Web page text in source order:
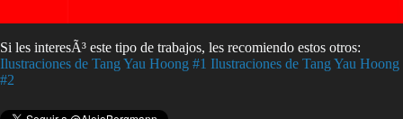
Si les interesÃ³ este tipo de trabajos, les recomiendo estos otros:
Ilustraciones de Tang Yau Hoong #1 Ilustraciones de Tang Yau Hoong
#2